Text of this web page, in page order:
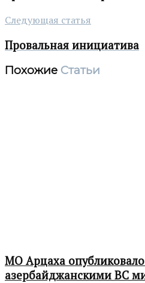
Следующая статья
Провальная инициатива
Похожие Статьи
МО Арцаха
азербайджанскими ВС